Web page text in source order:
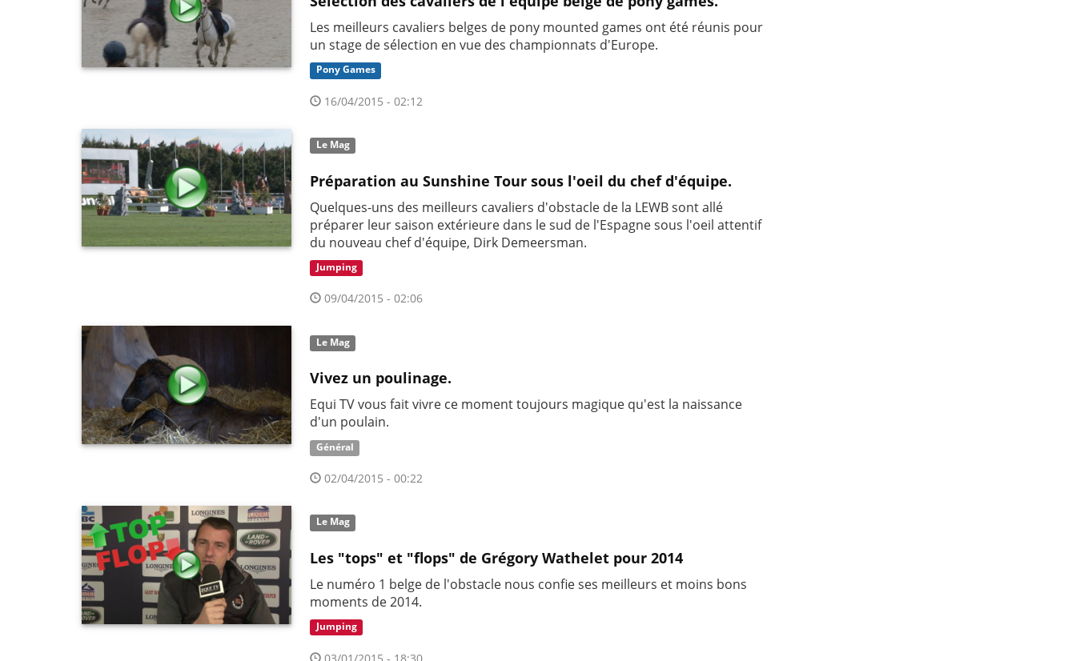
Les meilleurs cavaliers belges de pony mounted games ont été réunis pour
un stage de sélection en vue des championnats d'Europe.
Pony Games
16/04/2015 - 02:12
Le Mag
Préparation au Sunshine Tour sous l'oeil du chef d'équipe.
Quelques-uns des meilleurs cavaliers d'obstacle de la LEWB sont allé
préparer leur saison extérieure dans le sud de l'Espagne sous l'oeil attentif
du nouveau chef d'équipe, Dirk Demeersman.
Jumping
09/04/2015 - 02:06
Le Mag
Vivez un poulinage.
Equi TV vous fait vivre ce moment toujours magique qu'est la naissance
d'un poulain.
Général
02/04/2015 - 00:22
Le Mag
Les "tops" et "flops" de Grégory Wathelet pour 2014
Le numéro 1 belge de l'obstacle nous confie ses meilleurs et moins bons
moments de 2014.
Jumping
03/01/2015 - 18:30